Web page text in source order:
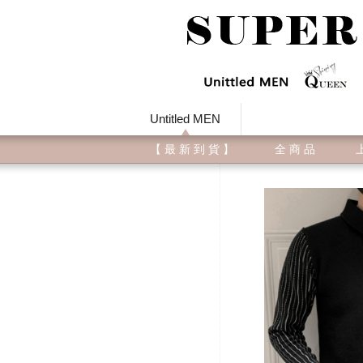
Untitled MEN
【 最 新 到 貨 】 全 商 品